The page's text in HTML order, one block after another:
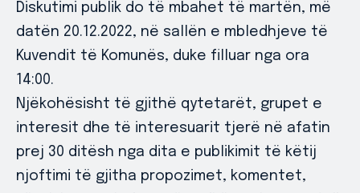
Diskutimi publik do të mbahet të martën, më
datën 20.12.2022, në sallën e mbledhjeve të
Kuvendit të Komunës, duke filluar nga ora
14:00.
Njëkohësisht të gjithë qytetarët, grupet e
interesit dhe të interesuarit tjerë në afatin
prej 30 ditësh nga dita e publikimit të këtij
njoftimi të gjitha propozimet, komentet,